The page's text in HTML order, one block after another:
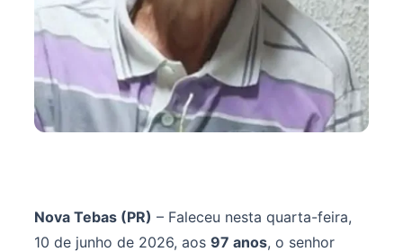
Nova Tebas (PR) – Faleceu nesta quarta-feira,
10 de junho de 2026, aos 97 anos, o senhor